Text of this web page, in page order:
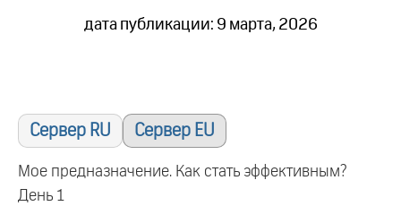
дата публикации: 9 марта, 2026
Сервер RU Сервер EU
Мое предназначение. Как стать эффективным?
День 1